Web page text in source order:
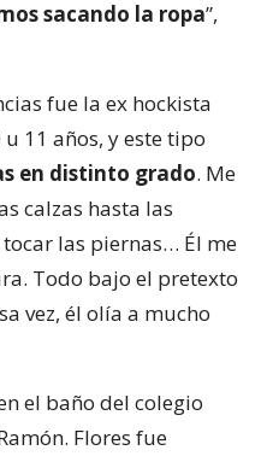
sacando la ropa”,
fue la ex hockista
u 11 años, y este tipo
en distinto grado. Me
calzas hasta las
las piernas… Él me
Todo bajo el pretexto
vez, él olía a mucho
el baño del colegio
Flores fue